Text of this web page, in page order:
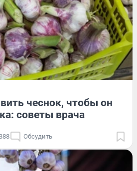
чеснок, чтобы он
советы врача
Обсудить